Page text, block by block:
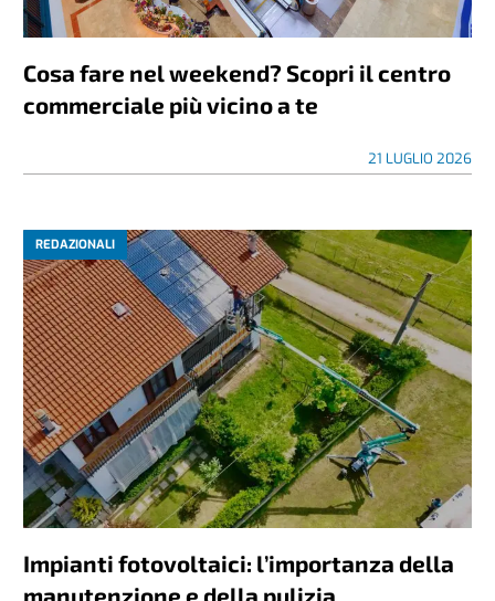
Cosa fare nel weekend? Scopri il centro
commerciale più vicino a te
21 LUGLIO 2026
REDAZIONALI
Impianti fotovoltaici: l’importanza della
manutenzione e della pulizia